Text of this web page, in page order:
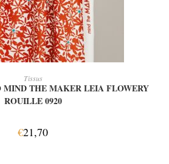
AU PANIER
Tissus
MIND THE MAKER LEIA FLOWERY
ROUILLE 0920
€21,70